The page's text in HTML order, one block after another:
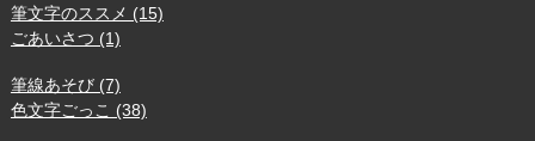
筆文字のススメ (15)
ごあいさつ (1)
筆線あそび (7)
色文字ごっこ (38)